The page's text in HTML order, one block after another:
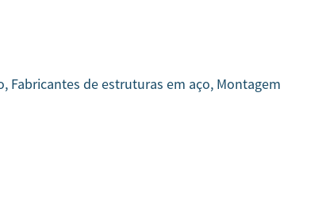
Fabricantes de estruturas em aço, Montagem